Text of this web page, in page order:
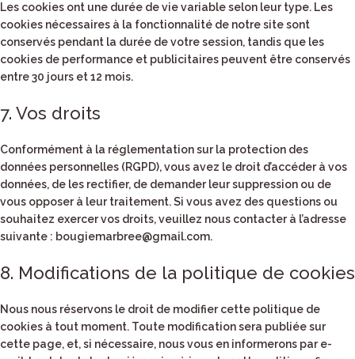
Les cookies ont une durée de vie variable selon leur type. Les
cookies nécessaires à la fonctionnalité de notre site sont
conservés pendant la durée de votre session, tandis que les
cookies de performance et publicitaires peuvent être conservés
entre 30 jours et 12 mois.
7. Vos droits
Conformément à la réglementation sur la protection des
données personnelles (RGPD), vous avez le droit d’accéder à vos
données, de les rectifier, de demander leur suppression ou de
vous opposer à leur traitement. Si vous avez des questions ou
souhaitez exercer vos droits, veuillez nous contacter à l’adresse
suivante : bougiemarbree@gmail.com.
8. Modifications de la politique de cookies
Nous nous réservons le droit de modifier cette politique de
cookies à tout moment. Toute modification sera publiée sur
cette page, et, si nécessaire, nous vous en informerons par e-